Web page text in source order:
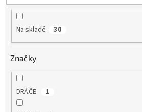
Na skladě 30
Značky
DRÁČE 1